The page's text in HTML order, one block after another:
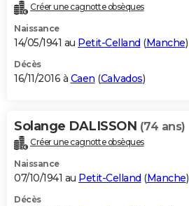
Créer une cagnotte obsèques
Naissance
14/05/1941 au Petit-Celland (Manche)
Décès
16/11/2016 à Caen (Calvados)
Solange DALISSON (74 ans)
Créer une cagnotte obsèques
Naissance
07/10/1941 au Petit-Celland (Manche)
Décès